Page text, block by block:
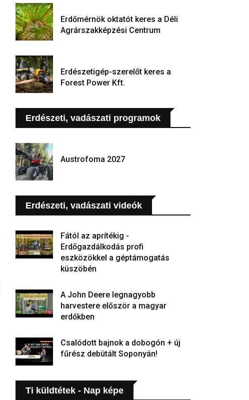
Erdőmérnök oktatót keres a Déli
Agrárszakképzési Centrum
Erdészetigép-szerelőt keres a
Forest Power Kft.
Erdészeti, vadászati programok
Austrofoma 2027
Erdészeti, vadászati videók
Fától az aprítékig -
Erdőgazdálkodás profi
eszközökkel a géptámogatás
küszöbén
A John Deere legnagyobb
harvestere először a magyar
erdőkben
Csalódott bajnok a dobogón + új
fűrész debütált Soponyán!
Ti küldtétek - Nap képe